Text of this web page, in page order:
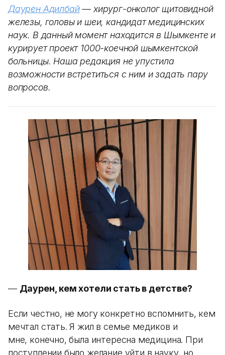
Даурен Адилбай— хирург-онколог щитовидной
железы, головы и шеи, кандидат медицинских
наук. В данный момент находится в Шымкенте и
курирует проект 1000-коечной шымкентской
больницы. Наша редакция не упустила
возможности встретиться с ним и задать пару
вопросов.
— Даурен, кем хотели стать в детстве?
Если честно, не могу конкретно вспомнить, кем
мечтал стать. Я жил в семье медиков и
мне, конечно, была интересна медицина. При